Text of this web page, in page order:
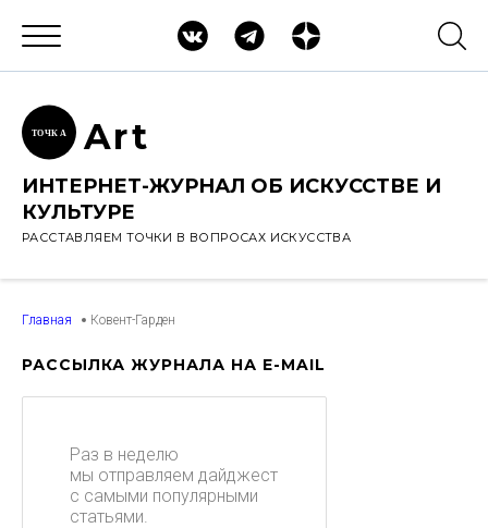
ТОЧК А Art
ИНТЕРНЕТ-ЖУРНАЛ ОБ ИСКУССТВЕ И
КУЛЬТУРЕ
РАССТАВЛЯЕМ ТОЧКИ В ВОПРОСАХ ИСКУССТВА
Главная Ковент-Гарден
РАССЫЛКА ЖУРНАЛА НА E-MAIL
Раз в неделю
мы отправляем дайджест
с самыми популярными
статьями.